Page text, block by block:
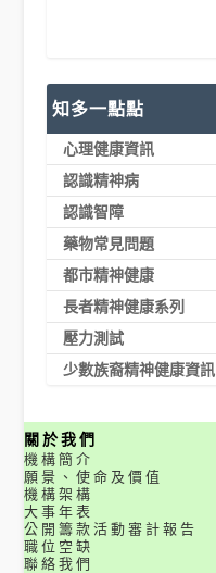
知多一點點
心理健康資訊
認識精神病
認識智障
藥物常見問題
都市精神健康
長者精神健康系列
壓力測試
少數族裔精神健康資訊
關於我們
機構簡介
願景、使命及價值
機構架構
大事年表
公開籌款活動審計報告
職位空缺
聯絡我們